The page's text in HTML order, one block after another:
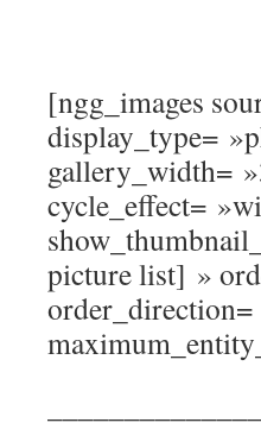
[ngg_images
display_type=
gallery_width=
cycle_effect=
picture list] »